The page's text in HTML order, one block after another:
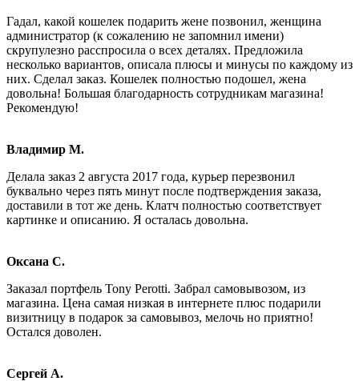
Гадал, какой кошелек подарить жене позвонил, женщина
администратор (к сожалению не запомнил имени)
скрупулезно расспросила о всех деталях. Предложила
несколько вариантов, описала плюсы и минусы по каждому из
них. Сделал заказ. Кошелек полностью подошел, жена
довольна! Большая благодарность сотрудникам магазина!
Рекомендую!
Владимир М.
Делала заказ 2 августа 2017 года, курьер перезвонил
буквально через пять минут после подтверждения заказа,
доставили в тот же день. Клатч полностью соответствует
картинке и описанию. Я осталась довольна.
Оксана С.
Заказал портфель Tony Perotti. Забрал самовывозом, из
магазина. Цена самая низкая в интернете плюс подарили
визитницу в подарок за самовывоз, мелочь но приятно!
Остался доволен.
Сергей А.